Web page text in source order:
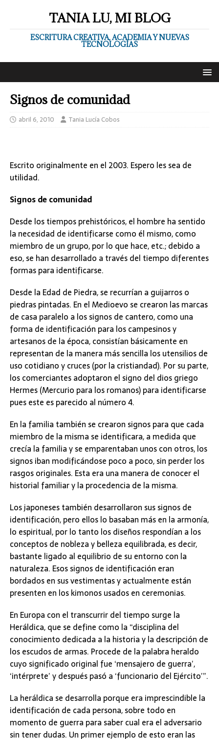
TANIA LU, MI BLOG
ESCRITURA CREATIVA, ACADEMIA Y NUEVAS
TECNOLOGÍAS
Signos de comunidad
abril 6, 2010 Tania Lucía Cobos
Escrito originalmente en el 2003. Espero les sea de
utilidad.
Signos de comunidad
Desde los tiempos prehistóricos, el hombre ha sentido
la necesidad de identificarse como él mismo, como
miembro de un grupo, por lo que hace, etc.; debido a
eso, se han desarrollado a través del tiempo diferentes
formas para identificarse.
Desde la Edad de Piedra, se recurrían a guijarros o
piedras pintadas. En el Medioevo se crearon las marcas
de casa paralelo a los signos de cantero, como una
forma de identificación para los campesinos y
artesanos de la época, consistían básicamente en
representan de la manera más sencilla los utensilios de
uso cotidiano y cruces (por la cristiandad). Por su parte,
los comerciantes adoptaron el signo del dios griego
Hermes (Mercurio para los romanos) para identificarse
pues este es parecido al número 4.
En la familia también se crearon signos para que cada
miembro de la misma se identificara, a medida que
crecía la familia y se emparentaban unos con otros, los
signos iban modificándose poco a poco, sin perder los
rasgos originales. Esta era una manera de conocer el
historial familiar y la procedencia de la misma.
Los japoneses también desarrollaron sus signos de
identificación, pero ellos lo basaban más en la armonía,
lo espiritual, por lo tanto los diseños respondían a los
conceptos de nobleza y belleza equilibrada, es decir,
bastante ligado al equilibrio de su entorno con la
naturaleza. Esos signos de identificación eran
bordados en sus vestimentas y actualmente están
presenten en los kimonos usados en ceremonias.
En Europa con el transcurrir del tiempo surge la
Heráldica, que se define como la “disciplina del
conocimiento dedicada a la historia y la descripción de
los escudos de armas. Procede de la palabra heraldo
cuyo significado original fue ‘mensajero de guerra’,
‘intérprete’ y después pasó a ‘funcionario del Ejército’”.
La heráldica se desarrolla porque era imprescindible la
identificación de cada persona, sobre todo en
momento de guerra para saber cual era el adversario
sin tener dudas. Un primer ejemplo de esto eran las